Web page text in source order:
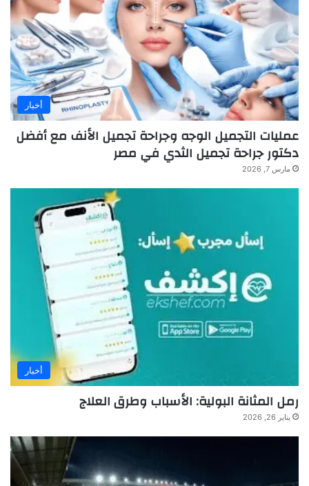
أخبار
عمليات التجميل الوجه وجراحة تجميل الأنف مع أفضل
دكتور جراحة تجميل الثدي في مصر
مارس 7, 2026
أخبار
رمل المثانة البولية: الأسباب وطرق العلاج
يناير 26, 2026